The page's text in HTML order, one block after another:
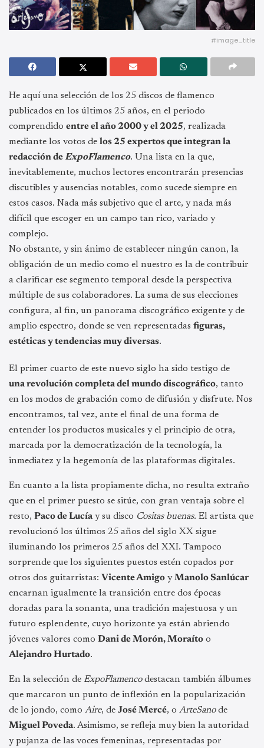
#image_title
He aquí una selección de los 25 discos de flamenco
publicados en los últimos 25 años, en el periodo
comprendido entre el año 2000 y el 2025, realizada
mediante los votos de los 25 expertos que integran la
redacción deExpoFlamenco. Una lista en la que,
inevitablemente, muchos lectores encontrarán presencias
discutibles y ausencias notables, como sucede siempre en
estos casos. Nada más subjetivo que el arte, y nada más
difícil que escoger en un campo tan rico, variado y
complejo.
No obstante, y sin ánimo de establecer ningún canon, la
obligación de un medio como el nuestro es la de contribuir
a clarificar ese segmento temporal desde la perspectiva
múltiple de sus colaboradores. La suma de sus elecciones
configura, al fin, un panorama discográfico exigente y de
amplio espectro, donde se ven representadas figuras,
estéticas y tendencias muy diversas.
El primer cuarto de este nuevo siglo ha sido testigo de
una revolución completa del mundo discográfico, tanto
en los modos de grabación como de difusión y disfrute. Nos
encontramos, tal vez, ante el final de una forma de
entender los productos musicales y el principio de otra,
marcada por la democratización de la tecnología, la
inmediatez y la hegemonía de las plataformas digitales.
En cuanto a la lista propiamente dicha, no resulta extraño
que en el primer puesto se sitúe, con gran ventaja sobre el
resto, Paco de Lucía y su disco Cositas buenas. El artista que
revolucionó los últimos 25 años del siglo XX sigue
iluminando los primeros 25 años del XXI. Tampoco
sorprende que los siguientes puestos estén copados por
otros dos guitarristas: Vicente Amigo yManolo Sanlúcar
encarnan igualmente la transición entre dos épocas
doradas para la sonanta, una tradición majestuosa y un
futuro esplendente, cuyo horizonte ya están abriendo
jóvenes valores como Dani de Morón, Moraíto o
Alejandro Hurtado.
En la selección de ExpoFlamencodestacan también álbumes
que marcaron un punto de inflexión en la popularización
de lo jondo, como Aire, de José Mercé, o ArteSanode
Miguel Poveda. Asimismo, se refleja muy bien la autoridad
y pujanza de las voces femeninas, representadas por